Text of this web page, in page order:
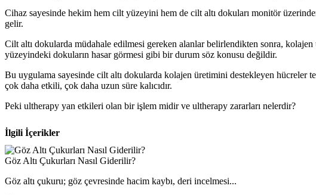
Cihaz sayesinde hekim hem cilt yüzeyini hem de cilt altı dokuları monitör
gelir.
Cilt altı dokularda müdahale edilmesi gereken alanlar belirlendikten sonra,
yüzeyindeki dokuların hasar görmesi gibi bir durum söz konusu değildir.
Bu uygulama sayesinde cilt altı dokularda kolajen üretimini destekleyen
çok daha etkili, çok daha uzun süre kalıcıdır.
Peki ultherapy yan etkileri olan bir işlem midir ve ultherapy zararları nelerdir?
İlgili İçerikler
Göz Altı Çukurları Nasıl Giderilir?
Göz altı çukuru; göz çevresinde hacim kaybı, deri incelmesi...